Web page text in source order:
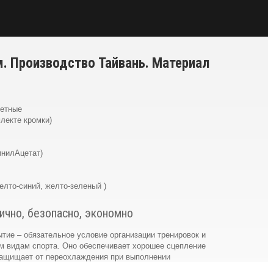
Производство Тайвань. Материал
кромки)
синий, желто-зеленый )
безопасно, экономно
– обязательное условие организации тренировок и
видам спорта. Оно обеспечивает хорошее сцепление
от переохлаждения при выполнении